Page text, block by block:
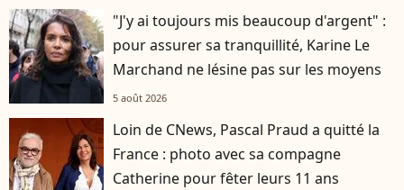
"J'y ai toujours mis beaucoup d'argent" :
pour assurer sa tranquillité, Karine Le
Marchand ne lésine pas sur les moyens
5 août 2026
Loin de CNews, Pascal Praud a quitté la
France : photo avec sa compagne
Catherine pour fêter leurs 11 ans